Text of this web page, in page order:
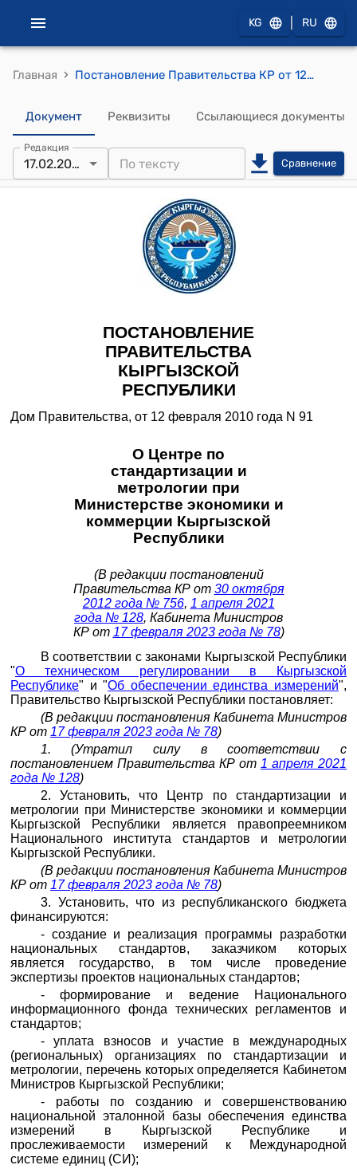
KG RU
Главная › Постановление Правительства КР от 12 февраля 2010 года № 91 "О Центре по стандартизации и метрологии при Министерстве экономического регулирования Кыргызской Республики"
Документ Реквизиты Ссылающиеся документы
Редакция
17.02.2023 Сравнение